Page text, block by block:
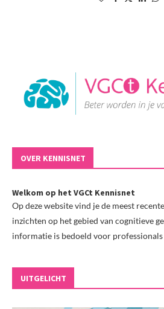
OVER KENNISNET
Welkom op het VGCt Kennisnet
Op deze website vind je de meest
inzichten op het gebied van cognitieve
informatie is bedoeld voor
UITGELICHT